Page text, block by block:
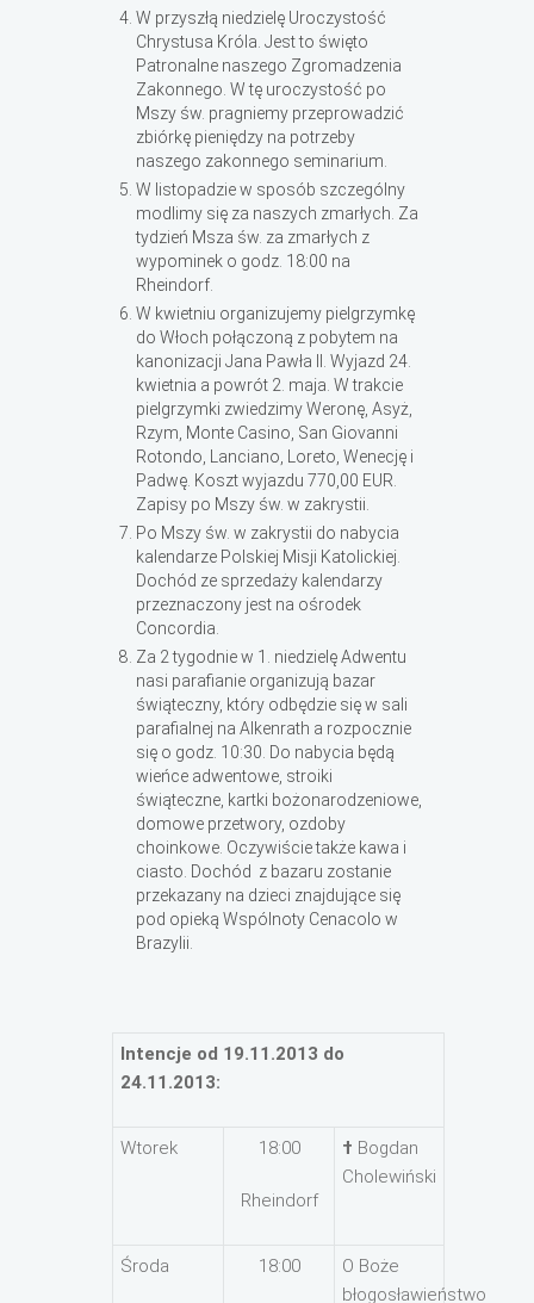
W przyszłą niedzielę Uroczystość
Chrystusa Króla. Jest to święto
Patronalne naszego Zgromadzenia
Zakonnego. W tę uroczystość po
Mszy św. pragniemy przeprowadzić
zbiórkę pieniędzy na potrzeby
naszego zakonnego seminarium.
W listopadzie w sposób szczególny
modlimy się za naszych zmarłych. Za
tydzień Msza św. za zmarłych z
wypominek o godz. 18:00 na
Rheindorf.
W kwietniu organizujemy pielgrzymkę
do Włoch połączoną z pobytem na
kanonizacji Jana Pawła II. Wyjazd 24.
kwietnia a powrót 2. maja. W trakcie
pielgrzymki zwiedzimy Weronę, Asyż,
Rzym, Monte Casino, San Giovanni
Rotondo, Lanciano, Loreto, Wenecję i
Padwę. Koszt wyjazdu 770,00 EUR.
Zapisy po Mszy św. w zakrystii.
Po Mszy św. w zakrystii do nabycia
kalendarze Polskiej Misji Katolickiej.
Dochód ze sprzedaży kalendarzy
przeznaczony jest na ośrodek
Concordia.
Za 2 tygodnie w 1. niedzielę Adwentu
nasi parafianie organizują bazar
świąteczny, który odbędzie się w sali
parafialnej na Alkenrath a rozpocznie
się o godz. 10:30. Do nabycia będą
wieńce adwentowe, stroiki
świąteczne, kartki bożonarodzeniowe,
domowe przetwory, ozdoby
choinkowe. Oczywiście także kawa i
ciasto. Dochód z bazaru zostanie
przekazany na dzieci znajdujące się
pod opieką Wspólnoty Cenacolo w
Brazylii.
Intencje od 19.11.2013 do
24.11.2013:
Wtorek 18:00
Rheindorf
† Bogdan
Cholewiński
Środa 18:00
O Boże
błogosławieństwo